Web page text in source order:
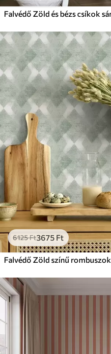
6125Ft3675 Ft
Falvédő Zöld színű rombuszok